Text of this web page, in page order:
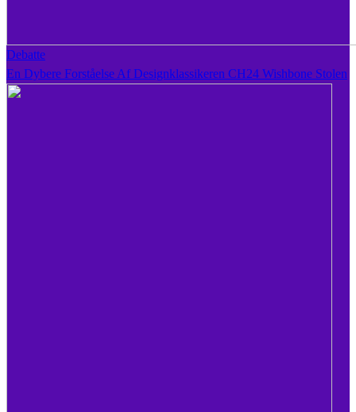
Debatte
En Dybere Forståelse Af Designklassikeren CH24 Wishbone Stolen